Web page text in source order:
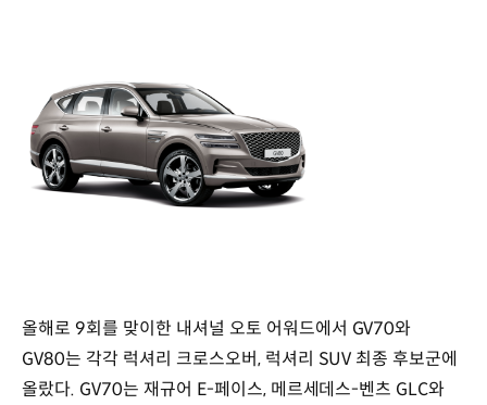
올해로 9회를 맞이한 내셔널 오토 어워드에서 GV70와
GV80는 각각 럭셔리 크로스오버, 럭셔리 SUV 최종 후보군에
올랐다. GV70는 재규어 E-페이스, 메르세데스-벤츠 GLC와